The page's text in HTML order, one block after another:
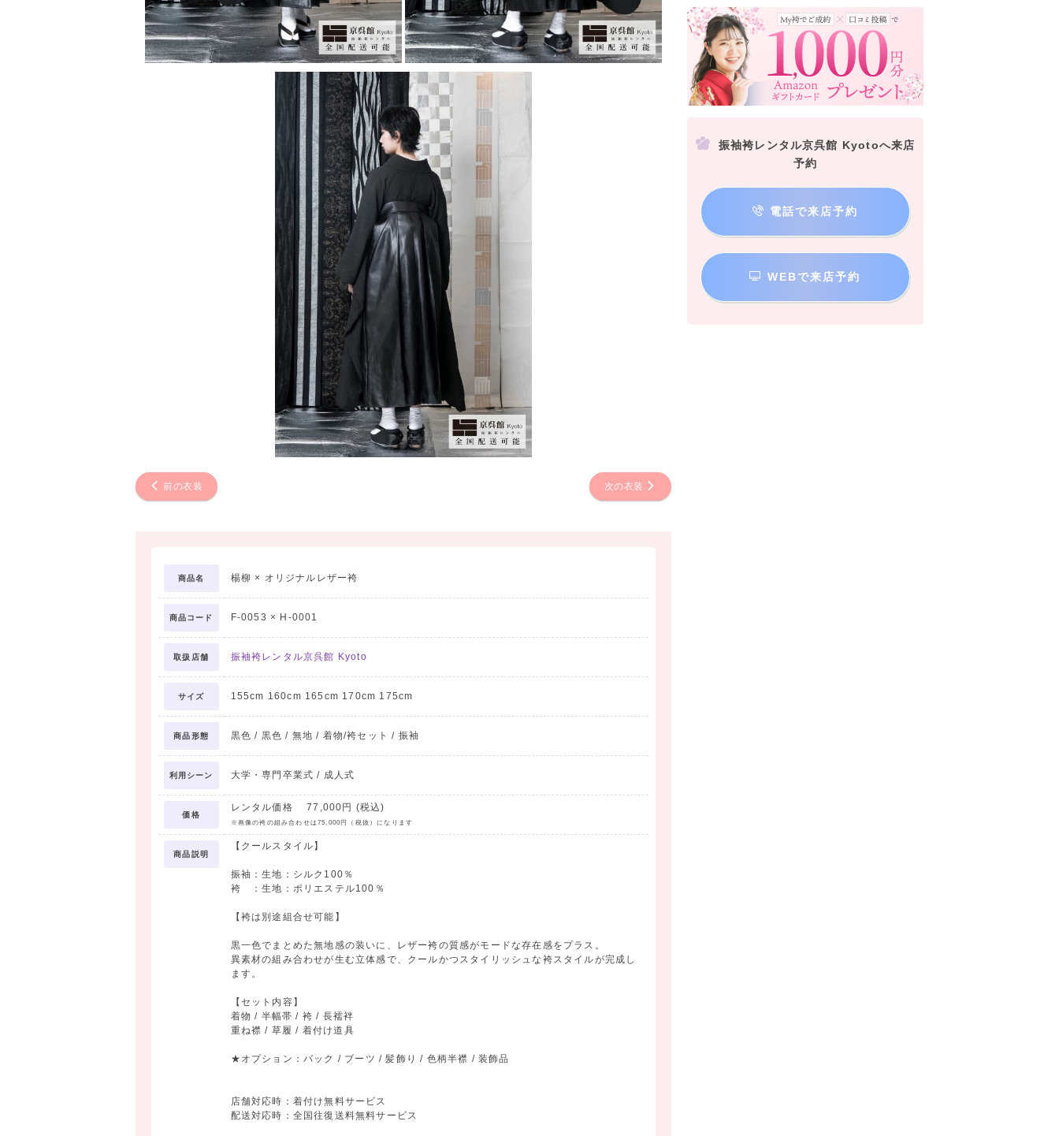
前の衣装 次の衣装
商品名 楊柳 × オリジナルレザー袴
商品コード F-0053 × H-0001
取扱店舗 振袖袴レンタル京呉館 Kyoto
サイズ 155cm 160cm 165cm 170cm 175cm
商品形態 黒色 / 黒色 / 無地 / 着物/袴セット / 振袖
利用シーン 大学・専門卒業式 / 成人式
価格
レンタル価格 77,000円 (税込)
※画像の袴の組み合わせは75,000円（税抜）になります
商品説明
【クールスタイル】
振袖：生地：シルク100％
袴 ：生地：ポリエステル100％
【袴は別途組合せ可能】
黒一色でまとめた無地感の装いに、レザー袴の質感がモードな存在感をプラス。
異素材の組み合わせが生む立体感で、クールかつスタイリッシュな袴スタイルが完成し
ます。
【セット内容】
着物 / 半幅帯 / 袴 / 長襦袢
重ね襟 / 草履 / 着付け道具
★オプション：バック / ブーツ / 髪飾り / 色柄半襟 / 装飾品
店舗対応時：着付け無料サービス
配送対応時：全国往復送料無料サービス
振袖袴レンタル京呉館 Kyotoへ来店
予約
電話で来店予約
WEBで来店予約